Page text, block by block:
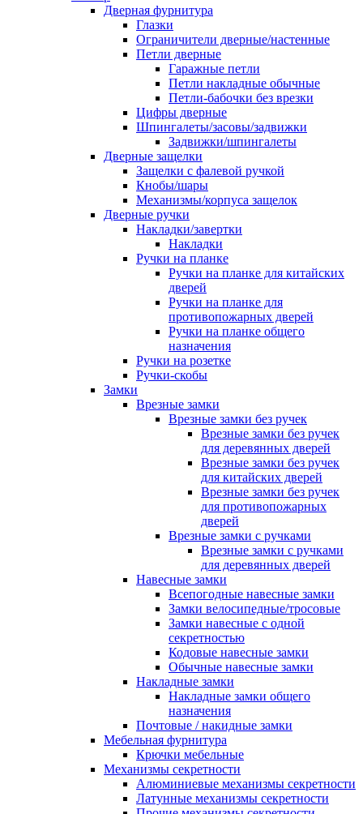
Дверная фурнитура
Глазки
Ограничители дверные/настенные
Петли дверные
Гаражные петли
Петли накладные обычные
Петли-бабочки без врезки
Цифры дверные
Шпингалеты/засовы/задвижки
Задвижки/шпингалеты
Дверные защелки
Защелки с фалевой ручкой
Кнобы/шары
Механизмы/корпуса защелок
Дверные ручки
Накладки/завертки
Накладки
Ручки на планке
Ручки на планке для китайских
дверей
Ручки на планке для
противопожарных дверей
Ручки на планке общего
назначения
Ручки на розетке
Ручки-скобы
Замки
Врезные замки
Врезные замки без ручек
Врезные замки без ручек
для деревянных дверей
Врезные замки без ручек
для китайских дверей
Врезные замки без ручек
для противопожарных
дверей
Врезные замки с ручками
Врезные замки с ручками
для деревянных дверей
Навесные замки
Всепогодные навесные замки
Замки велосипедные/тросовые
Замки навесные с одной
секретностью
Кодовые навесные замки
Обычные навесные замки
Накладные замки
Накладные замки общего
назначения
Почтовые / накидные замки
Мебельная фурнитура
Крючки мебельные
Механизмы секретности
Алюминиевые механизмы секретности
Латунные механизмы секретности